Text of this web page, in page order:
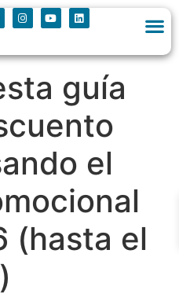
guía
el
(hasta el